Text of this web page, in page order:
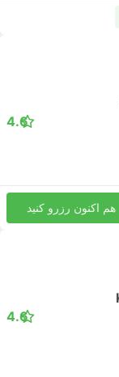
4.6
هم اکنون رزرو کنید
4.6